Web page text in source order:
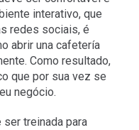
interativo, que
redes sociais, é
abrir una cafetería
Como resultado,
que por sua vez se
negócio.
ser treinada para